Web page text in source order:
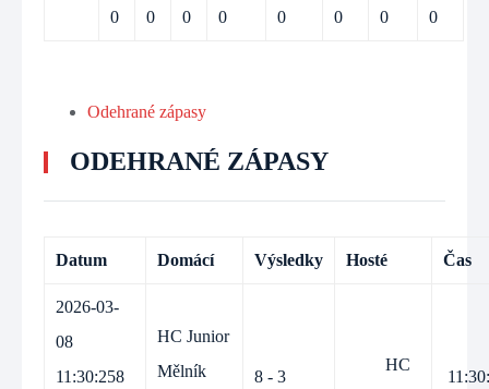
0 0 0 0 0 0 0 0
Odehrané zápasy
ODEHRANÉ ZÁPASY
Datum Domácí Výsledky Hosté Čas
2026-03-
08
11:30:258
HC Junior
Mělník
8 - 3
HC